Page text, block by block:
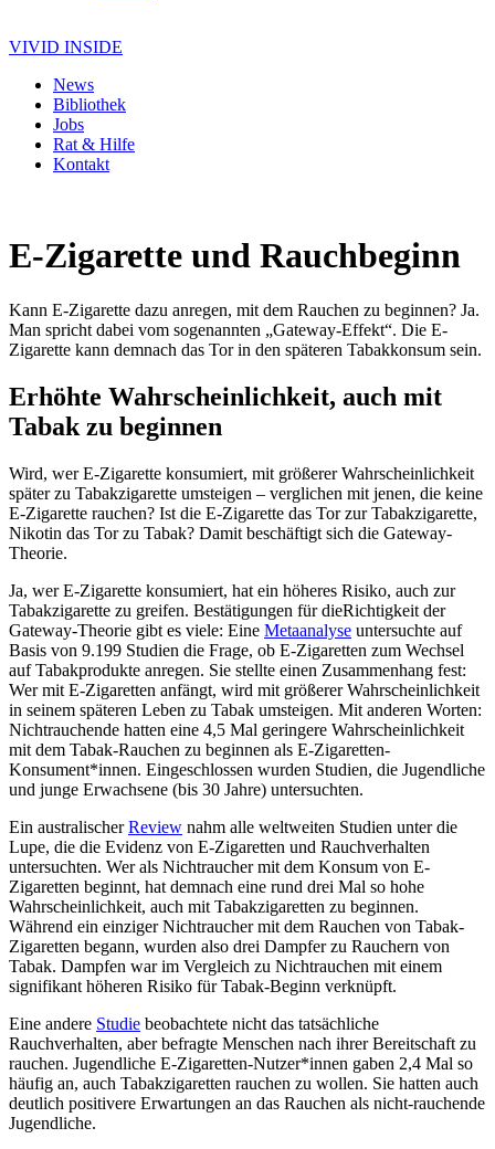
VIVID INSIDE
News
Bibliothek
Jobs
Rat & Hilfe
Kontakt
E-Zigarette und Rauchbeginn
Kann E-Zigarette dazu anregen, mit dem Rauchen zu beginnen? Ja.
Man spricht dabei vom sogenannten „Gateway-Effekt“. Die E-
Zigarette kann demnach das Tor in den späteren Tabakkonsum sein.
Erhöhte Wahrscheinlichkeit, auch mit
Tabak zu beginnen
Wird, wer E-Zigarette konsumiert, mit größerer Wahrscheinlichkeit
später zu Tabakzigarette umsteigen – verglichen mit jenen, die keine
E-Zigarette rauchen? Ist die E-Zigarette das Tor zur Tabakzigarette,
Nikotin das Tor zu Tabak? Damit beschäftigt sich die Gateway-
Theorie.
Ja, wer E-Zigarette konsumiert, hat ein höheres Risiko, auch zur
Tabakzigarette zu greifen. Bestätigungen für dieRichtigkeit der
Gateway-Theorie gibt es viele: Eine Metaanalyse untersuchte auf
Basis von 9.199 Studien die Frage, ob E-Zigaretten zum Wechsel
auf Tabakprodukte anregen. Sie stellte einen Zusammenhang fest:
Wer mit E-Zigaretten anfängt, wird mit größerer Wahrscheinlichkeit
in seinem späteren Leben zu Tabak umsteigen. Mit anderen Worten:
Nichtrauchende hatten eine 4,5 Mal geringere Wahrscheinlichkeit
mit dem Tabak-Rauchen zu beginnen als E-Zigaretten-
Konsument*innen. Eingeschlossen wurden Studien, die Jugendliche
und junge Erwachsene (bis 30 Jahre) untersuchten.
Ein australischerReview nahm alle weltweiten Studien unter die
Lupe, die die Evidenz von E-Zigaretten und Rauchverhalten
untersuchten. Wer als Nichtraucher mit dem Konsum von E-
Zigaretten beginnt, hat demnach eine rund drei Mal so hohe
Wahrscheinlichkeit, auch mit Tabakzigaretten zu beginnen.
Während ein einziger Nichtraucher mit dem Rauchen von Tabak-
Zigaretten begann, wurden also drei Dampfer zu Rauchern von
Tabak. Dampfen war im Vergleich zu Nichtrauchen mit einem
signifikant höheren Risiko für Tabak-Beginn verknüpft.
Eine andere Studie beobachtete nicht das tatsächliche
Rauchverhalten, aber befragte Menschen nach ihrer Bereitschaft zu
rauchen. Jugendliche E-Zigaretten-Nutzer*innen gaben 2,4 Mal so
häufig an, auch Tabakzigaretten rauchen zu wollen. Sie hatten auch
deutlich positivere Erwartungen an das Rauchen als nicht-rauchende
Jugendliche.